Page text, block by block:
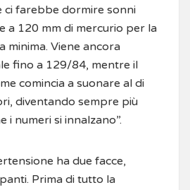
ci farebbe dormire sonni
a 120 mm di mercurio per la
minima. Viene ancora
fino a 129/84, mentre il
comincia a suonare al di
diventando sempre più
i numeri si innalzano”.
ha due facce,
Prima di tutto la